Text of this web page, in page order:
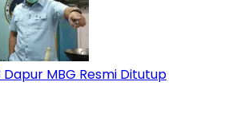
MBG Resmi Ditutup